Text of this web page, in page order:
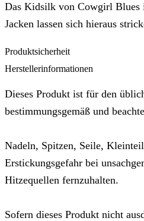
Das Kidsilk von Cowgirl Blues
Jacken lassen sich hieraus
Produktsicherheit
Herstellerinformationen
Dieses Produkt ist für den
bestimmungsgemäß und
Nadeln, Spitzen, Seile,
Erstickungsgefahr bei
Hitzequellen fernzuhalten.
Sofern dieses Produkt nicht